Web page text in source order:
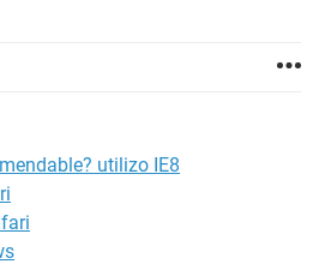
utilizo IE8